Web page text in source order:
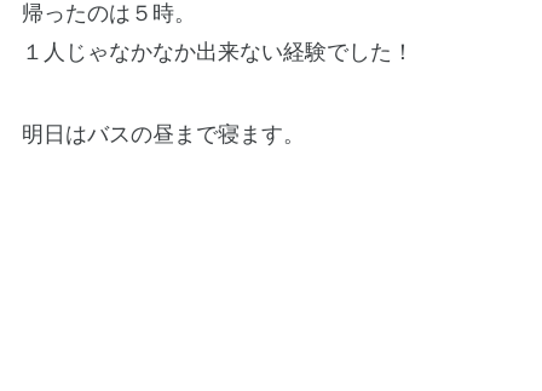
帰ったのは５時。
１人じゃなかなか出来ない経験でした！
明日はバスの昼まで寝ます。